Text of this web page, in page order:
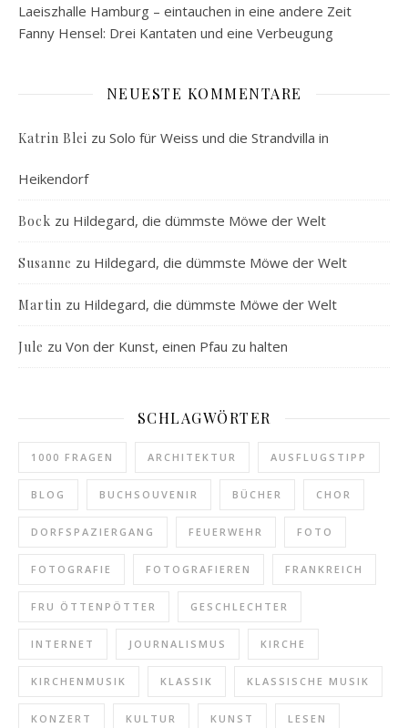
Laeiszhalle Hamburg – eintauchen in eine andere Zeit
Fanny Hensel: Drei Kantaten und eine Verbeugung
NEUESTE KOMMENTARE
Katrin Blei zu Solo für Weiss und die Strandvilla in
Heikendorf
Bock zu Hildegard, die dümmste Möwe der Welt
Susanne zu Hildegard, die dümmste Möwe der Welt
Martin zu Hildegard, die dümmste Möwe der Welt
Jule zu Von der Kunst, einen Pfau zu halten
SCHLAGWÖRTER
1000 FRAGEN ARCHITEKTUR AUSFLUGSTIPP
BLOG BUCHSOUVENIR BÜCHER CHOR
DORFSPAZIERGANG FEUERWEHR FOTO
FOTOGRAFIE FOTOGRAFIEREN FRANKREICH
FRU ÖTTENPÖTTER GESCHLECHTER
INTERNET JOURNALISMUS KIRCHE
KIRCHENMUSIK KLASSIK KLASSISCHE MUSIK
KONZERT KULTUR KUNST LESEN